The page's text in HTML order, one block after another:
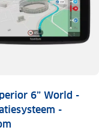
6” World -
-